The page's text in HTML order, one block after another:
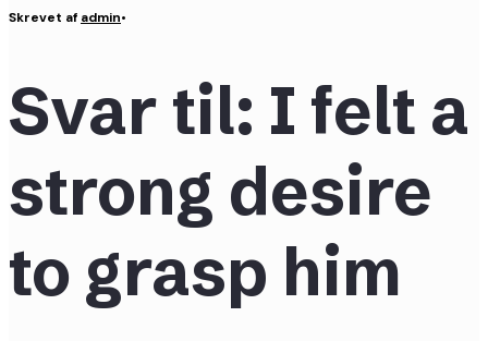
Skrevet af admin•
Svar til: I felt a
strong desire
to grasp him